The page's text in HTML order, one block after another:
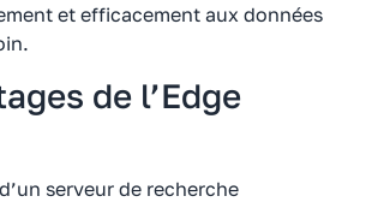
et efficacement aux données
de l’Edge
serveur de recherche